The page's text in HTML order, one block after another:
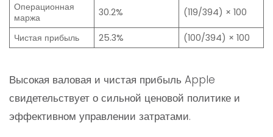
Операционная
маржа
30.2% (119/394) × 100
Чистая прибыль 25.3% (100/394) × 100
Высокая валовая и чистая прибыль Apple
свидетельствует о сильной ценовой политике и
эффективном управлении затратами.